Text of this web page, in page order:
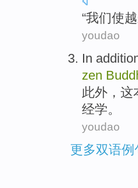
“我们使
youdao
In
zen
此外 ， 这
经学。
youdao
更多双语例